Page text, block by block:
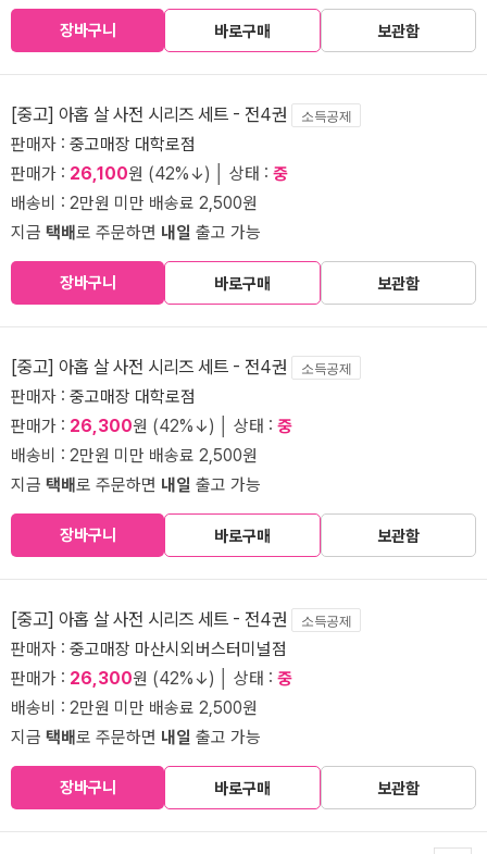
장바구니 바로구매 보관함
[중고] 아홉 살 사전 시리즈 세트 - 전4권 소득공제
판매자 : 중고매장 대학로점
판매가 : 26,100원 (42%↓) │ 상태 : 중
배송비 : 2만원 미만 배송료 2,500원
지금 택배로 주문하면 내일 출고 가능
장바구니 바로구매 보관함
[중고] 아홉 살 사전 시리즈 세트 - 전4권 소득공제
판매자 : 중고매장 대학로점
판매가 : 26,300원 (42%↓) │ 상태 : 중
배송비 : 2만원 미만 배송료 2,500원
지금 택배로 주문하면 내일 출고 가능
장바구니 바로구매 보관함
[중고] 아홉 살 사전 시리즈 세트 - 전4권 소득공제
판매자 : 중고매장 마산시외버스터미널점
판매가 : 26,300원 (42%↓) │ 상태 : 중
배송비 : 2만원 미만 배송료 2,500원
지금 택배로 주문하면 내일 출고 가능
장바구니 바로구매 보관함